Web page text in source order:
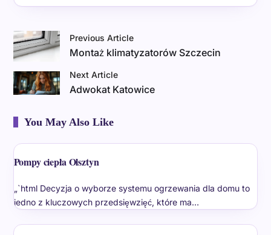
Previous Article
Montaż klimatyzatorów Szczecin
Next Article
Adwokat Katowice
You May Also Like
Pompy ciepła Olsztyn
„`html Decyzja o wyborze systemu ogrzewania dla domu to
jedno z kluczowych przedsięwzięć, które ma…